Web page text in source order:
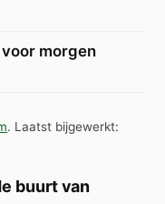
morgen
. Laatst bijgewerkt:
buurt van